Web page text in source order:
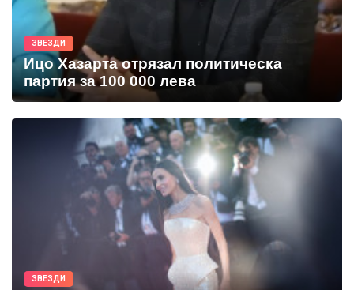
ЗВЕЗДИ
Ицо Хазарта отрязал политическа
партия за 100 000 лева
ЗВЕЗДИ